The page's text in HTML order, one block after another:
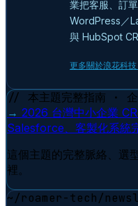
業把客服、訂
WordPress／
與 HubSpot
更多關於浪花科
// 本主題完整指南 · 企
→ 2026 台灣中小企業
Salesforce、客製化系統
這個主題的完整脈絡、選
裡。
~/roamer-tech/